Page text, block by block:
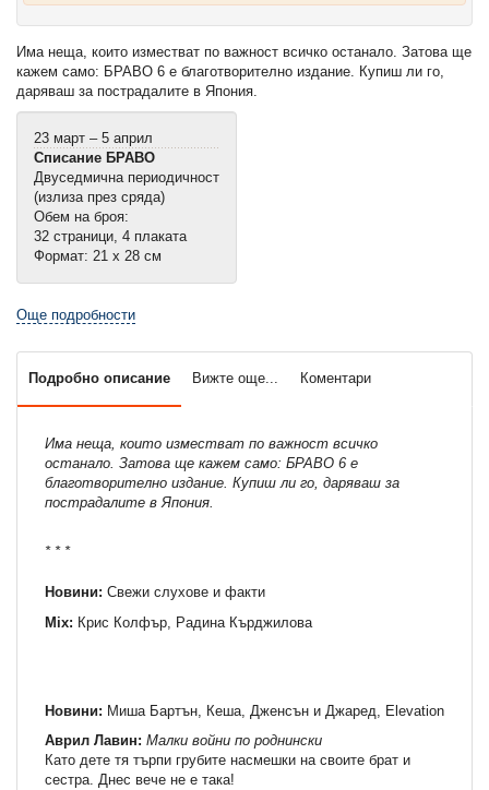
Има неща, които изместват по важност всичко останало. Затова ще
кажем само: БРАВО 6 е благотворително издание. Купиш ли го,
даряваш за пострадалите в Япония.
23 март – 5 април
Списание БРАВО
Двуседмична периодичност
(излиза през сряда)
Обем на броя:
32 страници, 4 плаката
Формат: 21 х 28 см
Още подробности
Подробно описание Вижте още... Коментари
Има неща, които изместват по важност всичко
останало. Затова ще кажем само: БРАВО 6 е
благотворително издание. Купиш ли го, даряваш за
пострадалите в Япония.
* * *
Новини: Свежи слухове и факти
Mix: Крис Колфър, Радина Кърджилова
Новини: Миша Бартън, Кеша, Дженсън и Джаред, Elevation
Aврил Лавин: Малки войни по роднински
Като дете тя търпи грубите насмешки на своите брат и
сестра. Днес вече не е така!